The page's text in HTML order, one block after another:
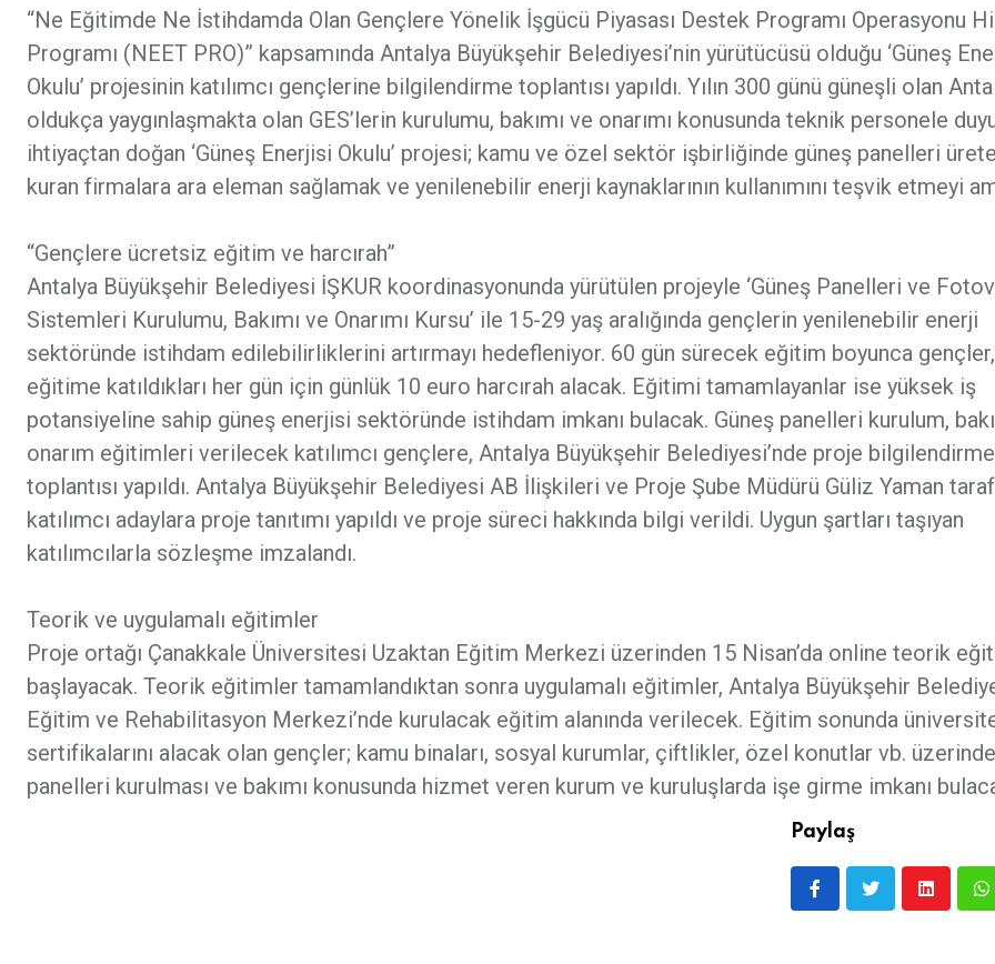
“Ne Eğitimde Ne İstihdamda Olan Gençlere Yönelik İşgücü Piyasası Destek Programı Operasyonu
Programı (NEET PRO)” kapsamında Antalya Büyükşehir Belediyesi’nin yürütücüsü olduğu ‘Güneş
Okulu’ projesinin katılımcı gençlerine bilgilendirme toplantısı yapıldı. Yılın 300 günü güneşli olan
oldukça yaygınlaşmakta olan GES’lerin kurulumu, bakımı ve onarımı konusunda teknik personele
ihtiyaçtan doğan ‘Güneş Enerjisi Okulu’ projesi; kamu ve özel sektör işbirliğinde güneş panelleri
kuran firmalara ara eleman sağlamak ve yenilenebilir enerji kaynaklarının kullanımını teşvik etmeyi
“Gençlere ücretsiz eğitim ve harcırah”
Antalya Büyükşehir Belediyesi İŞKUR koordinasyonunda yürütülen projeyle ‘Güneş Panelleri ve
Sistemleri Kurulumu, Bakımı ve Onarımı Kursu’ ile 15-29 yaş aralığında gençlerin yenilenebilir enerji
sektöründe istihdam edilebilirliklerini artırmayı hedefleniyor. 60 gün sürecek eğitim boyunca gençler,
eğitime katıldıkları her gün için günlük 10 euro harcırah alacak. Eğitimi tamamlayanlar ise yüksek iş
potansiyeline sahip güneş enerjisi sektöründe istihdam imkanı bulacak. Güneş panelleri kurulum,
onarım eğitimleri verilecek katılımcı gençlere, Antalya Büyükşehir Belediyesi’nde proje bilgilendirme
toplantısı yapıldı. Antalya Büyükşehir Belediyesi AB İlişkileri ve Proje Şube Müdürü Güliz Yaman
katılımcı adaylara proje tanıtımı yapıldı ve proje süreci hakkında bilgi verildi. Uygun şartları taşıyan
katılımcılarla sözleşme imzalandı.
Teorik ve uygulamalı eğitimler
Proje ortağı Çanakkale Üniversitesi Uzaktan Eğitim Merkezi üzerinden 15 Nisan’da online teorik
başlayacak. Teorik eğitimler tamamlandıktan sonra uygulamalı eğitimler, Antalya Büyükşehir
Eğitim ve Rehabilitasyon Merkezi’nde kurulacak eğitim alanında verilecek. Eğitim sonunda
sertifikalarını alacak olan gençler; kamu binaları, sosyal kurumlar, çiftlikler, özel konutlar vb.
panelleri kurulması ve bakımı konusunda hizmet veren kurum ve kuruluşlarda işe girme imkanı
Paylaş